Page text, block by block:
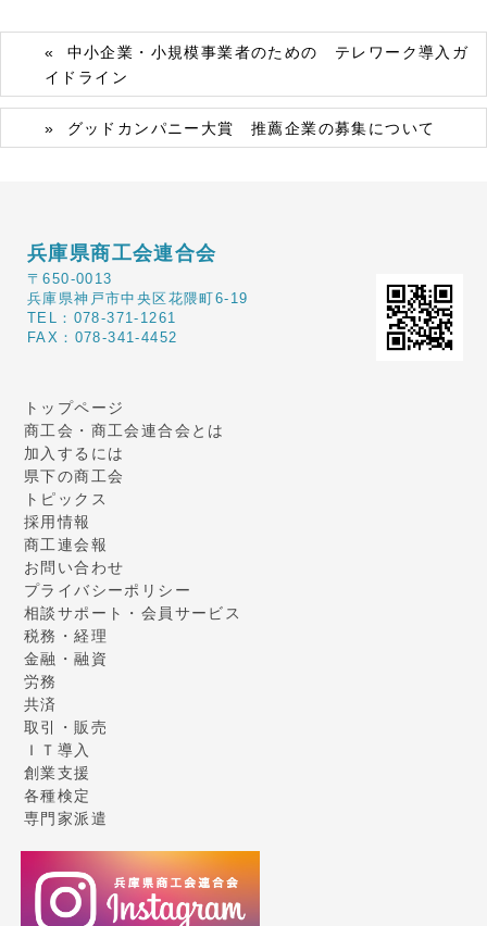
中小企業・小規模事業者のための テレワーク導入ガ
イドライン
グッドカンパニー大賞 推薦企業の募集について
兵庫県商工会連合会
〒650-0013
兵庫県神戸市中央区花隈町6-19
TEL：078-371-1261
FAX：078-341-4452
トップページ
商工会・商工会連合会とは
加入するには
県下の商工会
トピックス
採用情報
商工連会報
お問い合わせ
プライバシーポリシー
相談サポート・会員サービス
税務・経理
金融・融資
労務
共済
取引・販売
ＩＴ導入
創業支援
各種検定
専門家派遣